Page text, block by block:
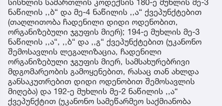
სისხლის სამართლის კოდექსის 180-ე მუხლის მე-3
ნაწილის ,,ბ“ და მე-4 ნაწილის ,,ა“ ქვეპუნქტებით
(თაღლითობა ჩადენილი დიდი ოდენობით,
ორგანიზებული ჯგუფის მიერ); 194-ე მუხლის მე-3
ნაწილის ,,ა“, ,,ბ“ და ,,გ“ ქვეპუნქტებით (უკანონო
შემოსავლის ლეგალიზაცია, ჩადენილი
ორგანიზებული ჯგუფის მიერ, სამსახურებრივი
მდგომარეობის გამოყენებით, რასაც თან ახლდა
განსაკუთრებით დიდი ოდენობით შემოსავლის
მიღება) და 192-ე მუხლის მე-2 ნაწილის ,,ა“
ქვეპუნქტით (უკანონო სამეწარმეო საქმიანობა